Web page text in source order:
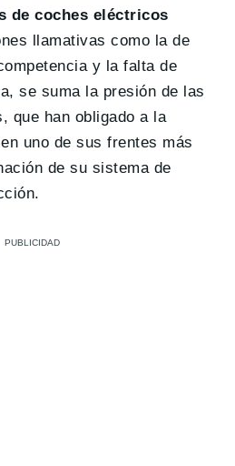
de coches eléctricos
llamativas como la de
y la falta de
se suma la presión de las
que han obligado a la
uno de sus frentes más
de su sistema de